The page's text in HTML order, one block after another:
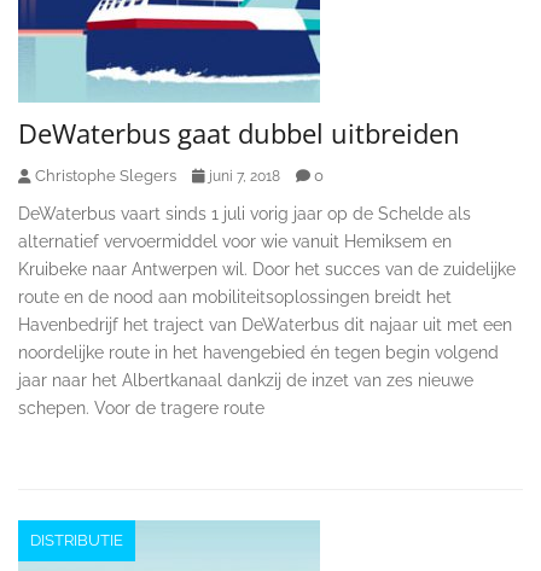
DeWaterbus gaat dubbel uitbreiden
Christophe Slegers juni 7, 2018 0
DeWaterbus vaart sinds 1 juli vorig jaar op de Schelde als
alternatief vervoermiddel voor wie vanuit Hemiksem en
Kruibeke naar Antwerpen wil. Door het succes van de zuidelijke
route en de nood aan mobiliteitsoplossingen breidt het
Havenbedrijf het traject van DeWaterbus dit najaar uit met een
noordelijke route in het havengebied én tegen begin volgend
jaar naar het Albertkanaal dankzij de inzet van zes nieuwe
schepen. Voor de tragere route
DISTRIBUTIE